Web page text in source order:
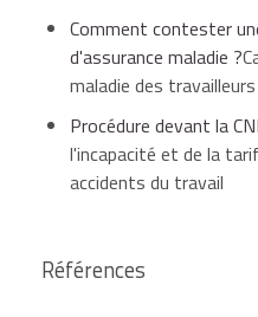
Comment contester
d'assurance maladie ?
maladie des
Procédure devant la
l'incapacité et de la
accidents du travail
Références